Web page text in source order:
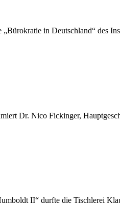
in Deutschland“ des
Dr. Nico Fickinger,
II“ durfte die Tischlerei